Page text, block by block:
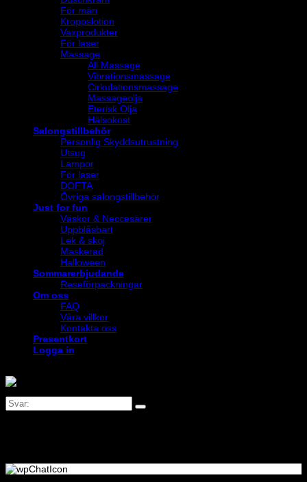
För män
Kroppslotion
Vaxprodukter
För laser
Massage
All Massage
Vibrationsmassage
Cirkulationsmassage
Massageolja
Eterisk Olja
Hälsokost
Salongstillbehör
Personlig Skyddsutrustning
Utsug
Lampor
För laser
DOFTA
Övriga salongstillbehör
Just for fun
Väskor & Neccesärer
Uppblåsbart
Lek & skoj
Maskerad
Halloween
Sommarerbjudande
Reseförpackningar
Om oss
FAQ
Våra villkor
Kontakta oss
Presentkort
Logga in